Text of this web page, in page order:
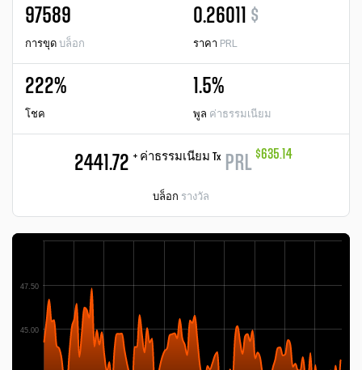
97589
การขุด บล็อก
0.26011 $
ราคา PRL
222%
โชค
1.5%
พูล ค่าธรรมเนียม
2441.72 + ค่าธรรมเนียม Tx PRL $635.14
บล็อก รางวัล
45.00
47.50